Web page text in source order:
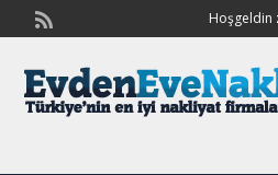
Hoşgeldin